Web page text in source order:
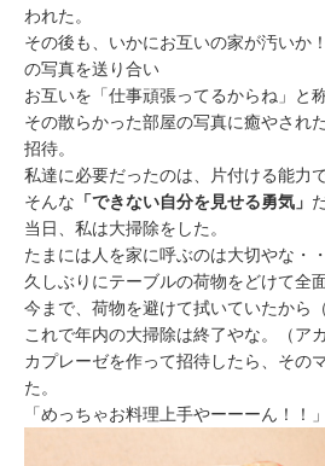
われた。
その後も、いかにお互いの家が汚いか
の写真を送り合い
お互いを「仕事頑張ってるからね」と
その散らかった部屋の写真に癒やされ
招待。
私達に必要だったのは、片付ける能力
そんな 「できない自分を見せる勇気」
当日、私は大掃除をした。
たまには人を家に呼ぶのは大切やな・
久しぶりにテーブルの荷物をどけて全
今まで、荷物を避けて拭いていたから（
これで年内の大掃除は終了やな。（ア
カプレーゼを作って招待したら、その
た。
「めっちゃお料理上手やーーーん！！